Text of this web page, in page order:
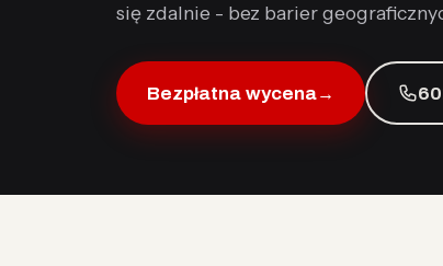
się zdalnie - bez barier
Bezpłatna wycena→